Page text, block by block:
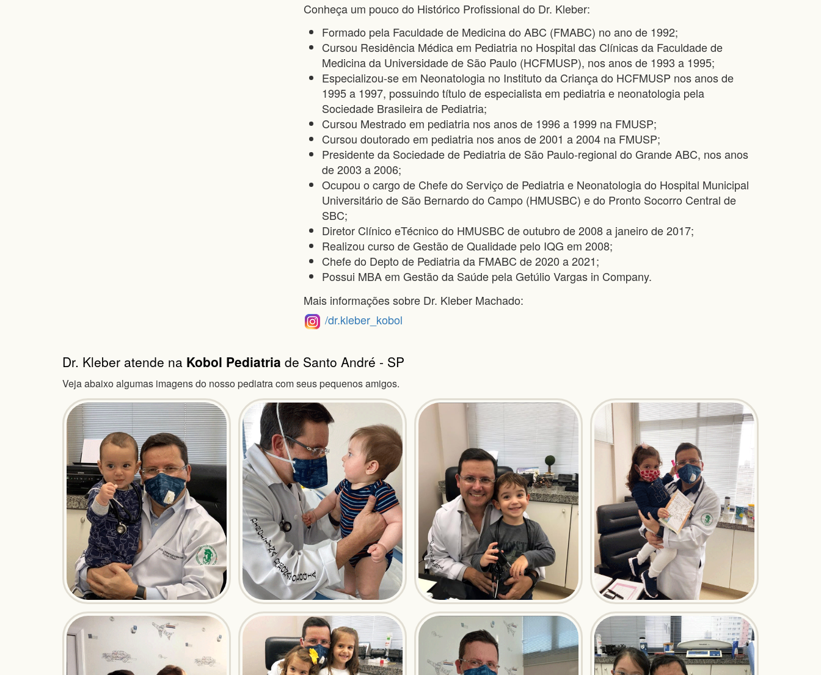
Conheça um pouco do Histórico Profissional do Dr. Kleber:
Formado pela Faculdade de Medicina do ABC (FMABC) no ano de 1992;
Cursou Residência Médica em Pediatria no Hospital das Clínicas da Faculdade de
Medicina da Universidade de São Paulo (HCFMUSP), nos anos de 1993 a 1995;
Especializou-se em Neonatologia no Instituto da Criança do HCFMUSP nos anos de
1995 a 1997, possuindo título de especialista em pediatria e neonatologia pela
Sociedade Brasileira de Pediatria;
Cursou Mestrado em pediatria nos anos de 1996 a 1999 na FMUSP;
Cursou doutorado em pediatria nos anos de 2001 a 2004 na FMUSP;
Presidente da Sociedade de Pediatria de São Paulo-regional do Grande ABC, nos anos
de 2003 a 2006;
Ocupou o cargo de Chefe do Serviço de Pediatria e Neonatologia do Hospital Municipal
Universitário de São Bernardo do Campo (HMUSBC) e do Pronto Socorro Central de
SBC;
Diretor Clínico eTécnico do HMUSBC de outubro de 2008 a janeiro de 2017;
Realizou curso de Gestão de Qualidade pelo IQG em 2008;
Chefe do Depto de Pediatria da FMABC de 2020 a 2021;
Possui MBA em Gestão da Saúde pela Getúlio Vargas in Company.
Mais informações sobre Dr. Kleber Machado:
/dr.kleber_kobol
Dr. Kleber atende na Kobol Pediatria de Santo André - SP
Veja abaixo algumas imagens do nosso pediatra com seus pequenos amigos.